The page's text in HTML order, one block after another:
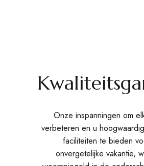
Onze inspanningen om
verbeteren en u
faciliteiten te bieden
onvergetelijke vakantie,